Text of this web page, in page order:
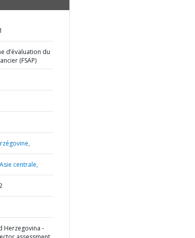
d’évaluation du
(FSAP)
centrale,
Herzegovina -